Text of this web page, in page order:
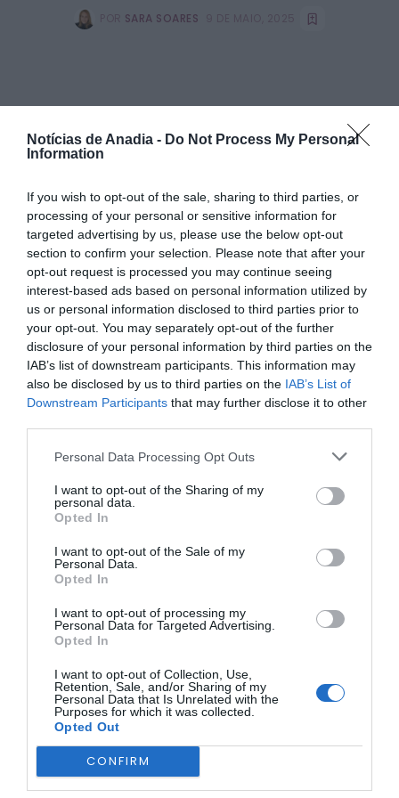
Notícias de Anadia - Do Not Process My Personal
Information
If you wish to opt-out of the sale, sharing to third parties, or
processing of your personal or sensitive information for
targeted advertising by us, please use the below opt-out
section to confirm your selection. Please note that after your
opt-out request is processed you may continue seeing
interest-based ads based on personal information utilized by
us or personal information disclosed to third parties prior to
your opt-out. You may separately opt-out of the further
disclosure of your personal information by third parties on the
IAB’s list of downstream participants. This information may
also be disclosed by us to third parties on the IAB’s List of
Downstream Participants that may further disclose it to other
Personal Data Processing Opt Outs
I want to opt-out of the Sharing of my
personal data.
Opted In
I want to opt-out of the Sale of my
Personal Data.
Opted In
I want to opt-out of processing my
Personal Data for Targeted Advertising.
Opted In
I want to opt-out of Collection, Use,
Retention, Sale, and/or Sharing of my
Personal Data that Is Unrelated with the
Purposes for which it was collected.
Opted Out
CONFIRM
SARA SOARES
Foi assinado esta terça-feira, 6 de maio, o auto de
consignação da empreitada para a reabilitação da “Casa
dos Castilhos – Casa Abrigo”, localizada no lugar de Aguim,
na União de Freguesias de Tamengos, Aguim e Óis do
Bairro. O acordo foi formalizado entre o Município de
Anadia e a empresa ASO – Construções, Lda.
A obra, adjudicada por 1.007.790,48 euros, tem um prazo
de execução de 12 meses e deverá arrancar no início de
junho. O projeto contempla a remodelação e alteração do
edifício existente, preservando a estrutura exterior e
adaptando o interior à nova função: uma Casa Abrigo
destinada a acolher pessoas em situação de risco ou
Esta intervenção insere-se na candidatura submetida à
âmbito do Plano de Recuperação e Resiliência (PRR), tendo
sido aprovada e financiada pelo Instituto da Habitação e
da Reabilitação Urbana.
ÚLTIMA HORA:
DESPORTO
Volta a Portugal chega hoje a Águeda com
camisola amarela em jogo...
ECONOMIA
Preços dos combustíveis podem cair mais de 12
cêntimos por litro já...
NO PAÍS
Céu pouco nublado e subida das temperaturas
marcam esta quarta-feira. Dez concelhos...
Facebook
Mastodon
Email
Share